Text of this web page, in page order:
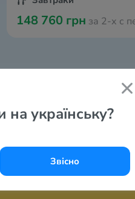
українську?
Звісно
148 760 грн за 2-х с перелётом